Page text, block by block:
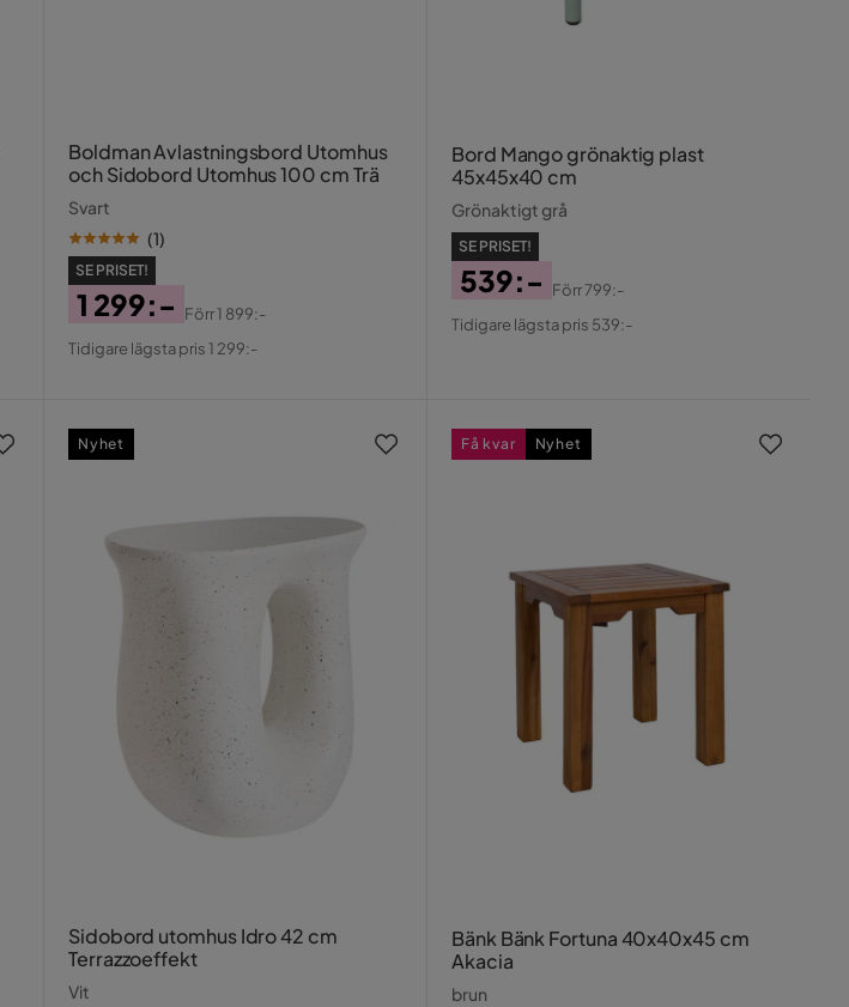
Boldman Avlastningsbord Utomhus
och Sidobord Utomhus 100 cm Trä
Svart
(1)
SE PRISET!
Pris
1 299:-
Original
Förr1 899:-
Tidigare lägsta pris 1 299:-
Bord Mango grönaktig plast
45x45x40 cm
Grönaktigt grå
SE PRISET!
Pris
539:-
Original
Förr799:-
Tidigare lägsta pris 539:-
Sidobord utomhus Idro 42 cm
Terrazzoeffekt
Vit
Nyhet
Bänk Bänk Fortuna 40x40x45 cm
Akacia
brun
Få kvar Nyhet